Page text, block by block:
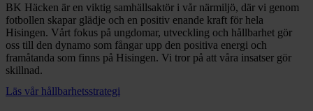
BK Häcken är en viktig samhällsaktör i vår närmiljö, där vi genom
fotbollen skapar glädje och en positiv enande kraft för hela
Hisingen. Vårt fokus på ungdomar, utveckling och hållbarhet gör
oss till den dynamo som fångar upp den positiva energi och
framåtanda som finns på Hisingen. Vi tror på att våra insatser gör
skillnad.
Läs vår hållbarhetsstrategi